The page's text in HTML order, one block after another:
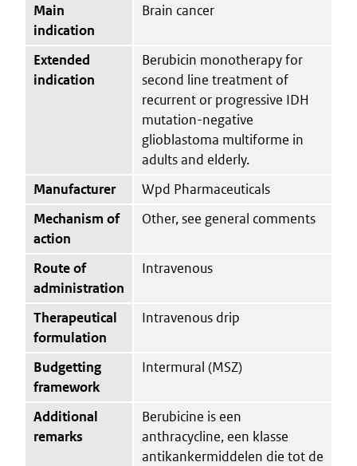
Main
indication
Brain cancer
Extended
indication
Berubicin monotherapy for
second line treatment of
recurrent or progressive IDH
mutation-negative
glioblastoma multiforme in
adults and elderly.
Manufacturer
Wpd Pharmaceuticals
Mechanism of
action
Other, see general comments
Route of
administration
Intravenous
Therapeutical
formulation
Intravenous drip
Budgetting
framework
Intermural (MSZ)
Additional
remarks
Berubicine is een
anthracycline, een klasse
antikankermiddelen die tot de